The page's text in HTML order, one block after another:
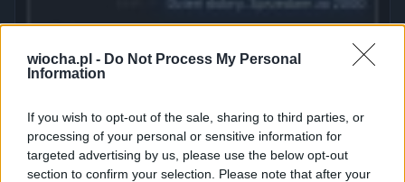
wiocha.pl - Do Not Process My Personal
Information
If you wish to opt-out of the sale, sharing to third parties, or
processing of your personal or sensitive information for
targeted advertising by us, please use the below opt-out
section to confirm your selection. Please note that after your